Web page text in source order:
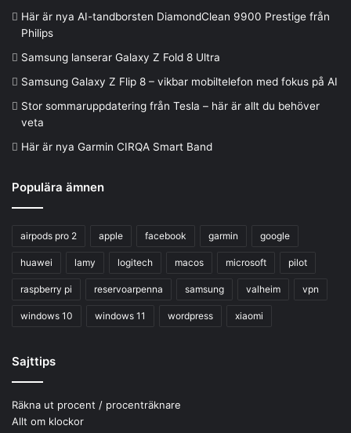
Här är nya AI-tandborsten DiamondClean 9900 Prestige från
Philips
Samsung lanserar Galaxy Z Fold 8 Ultra
Samsung Galaxy Z Flip 8 – vikbar mobiltelefon med fokus på AI
Stor sommaruppdatering från Tesla – här är allt du behöver
veta
Här är nya Garmin CIRQA Smart Band
Populära ämnen
airpods pro 2 apple facebook garmin google
huawei lamy logitech macos microsoft pilot
raspberry pi reservoarpenna samsung valheim vpn
windows 10 windows 11 wordpress xiaomi
Sajttips
Räkna ut procent / procenträknare
Allt om klockor